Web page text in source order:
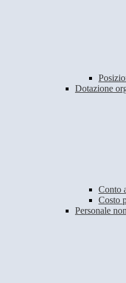
Dotazione
Conto
Costo
Personale